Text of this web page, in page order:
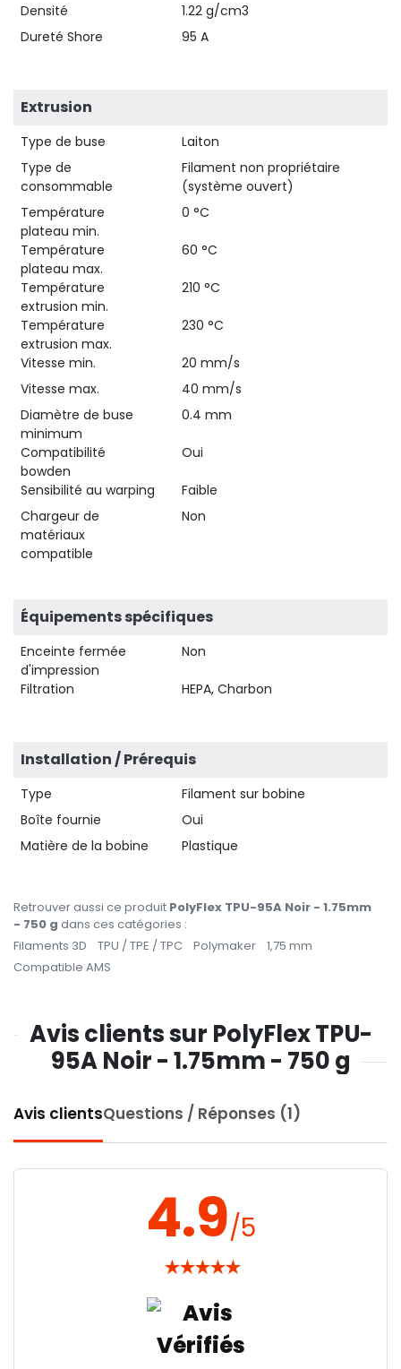
Densité
1.22 g/cm3
Dureté Shore
95 A
Extrusion
Type de buse
Laiton
Type de
consommable
Filament non propriétaire
(système ouvert)
Température
plateau min.
0 °C
Température
plateau max.
60 °C
Température
extrusion min.
210 °C
Température
extrusion max.
230 °C
Vitesse min.
20 mm/s
Vitesse max.
40 mm/s
Diamètre de buse
minimum
0.4 mm
Compatibilité
bowden
Oui
Sensibilité au warping
Faible
Chargeur de
matériaux
compatible
Non
Équipements spécifiques
Enceinte fermée
d'impression
Non
Filtration HEPA, Charbon
Installation / Prérequis
Type
Filament sur bobine
Boîte fournie
Oui
Matière de la bobine
Plastique
Retrouver aussi ce produit PolyFlex TPU-95A Noir - 1.75mm
- 750 g dans ces catégories :
Filaments 3D
TPU / TPE / TPC Polymaker
1,75 mm
Compatible AMS
Avis clients sur PolyFlex TPU-
95A Noir - 1.75mm - 750 g
Avis clientsQuestions / Réponses (1)
4.9/5
★★★★★